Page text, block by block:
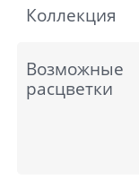
Коллекция
Возможные
расцветки